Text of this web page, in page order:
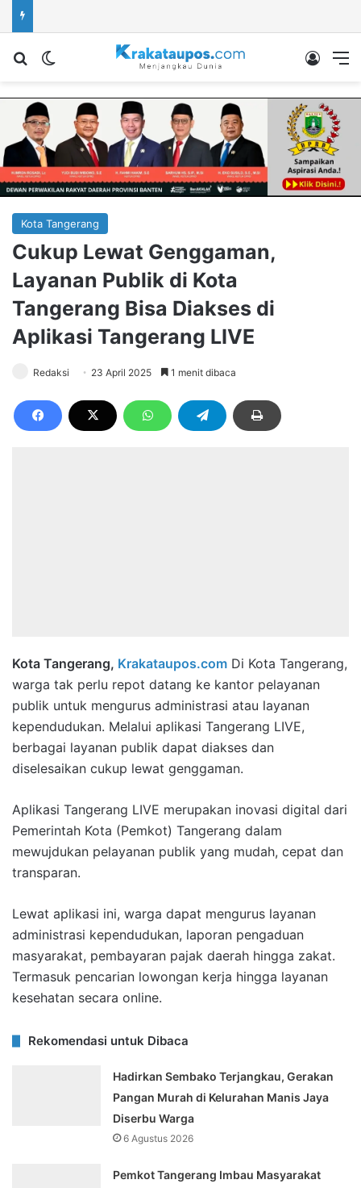
Cari berita...Switch skin Log In
Kota Tangerang
Cukup Lewat Genggaman,
Layanan Publik di Kota
Tangerang Bisa Diakses di
Aplikasi Tangerang LIVE
Redaksi 23 April 2025 1 menit dibaca
Kota Tangerang, Krakataupos.com Di Kota Tangerang,
warga tak perlu repot datang ke kantor pelayanan
publik untuk mengurus administrasi atau layanan
kependudukan. Melalui aplikasi Tangerang LIVE,
berbagai layanan publik dapat diakses dan
diselesaikan cukup lewat genggaman.
Aplikasi Tangerang LIVE merupakan inovasi digital dari
Pemerintah Kota (Pemkot) Tangerang dalam
mewujdukan pelayanan publik yang mudah, cepat dan
transparan.
Lewat aplikasi ini, warga dapat mengurus layanan
administrasi kependudukan, laporan pengaduan
masyarakat, pembayaran pajak daerah hingga zakat.
Termasuk pencarian lowongan kerja hingga layanan
kesehatan secara online.
Rekomendasi untuk Dibaca
Hadirkan Sembako Terjangkau, Gerakan
Pangan Murah di Kelurahan Manis Jaya
Diserbu Warga
6 Agustus 2026
Pemkot Tangerang Imbau Masyarakat